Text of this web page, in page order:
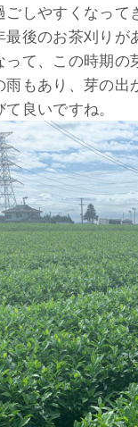
しやすくなって
後のお茶刈りが
て、この時期
もあり、芽の出
良いですね。